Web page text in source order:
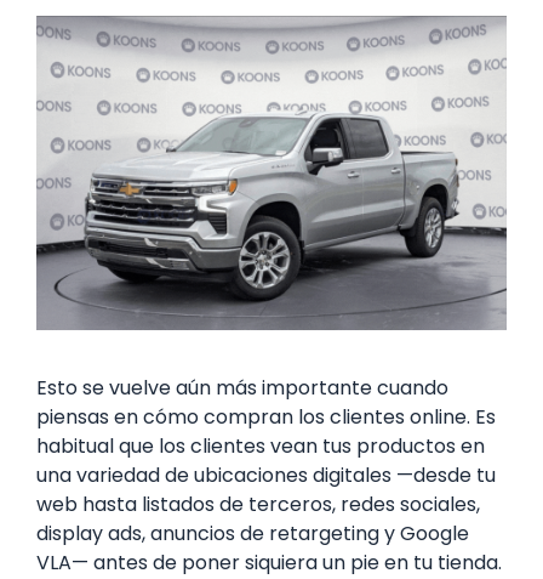
Esto se vuelve aún más importante cuando
piensas en cómo compran los clientes online. Es
habitual que los clientes vean tus productos en
una variedad de ubicaciones digitales —desde tu
web hasta listados de terceros, redes sociales,
display ads, anuncios de retargeting y Google
VLA— antes de poner siquiera un pie en tu tienda.